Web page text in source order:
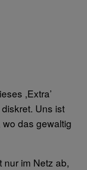
,Extra’
Uns ist
das gewaltig
nur im Netz ab,